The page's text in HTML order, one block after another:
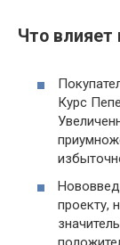
Что влияет
Курс
проекту,